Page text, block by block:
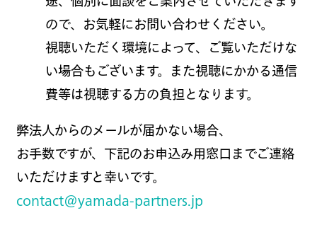
ので、お気軽にお問い合わせください。
視聴いただく環境によって、ご覧いただけな
い場合もございます。また視聴にかかる通信
費等は視聴する方の負担となります。
弊法人からのメールが届かない場合、
お手数ですが、下記のお申込み用窓口までご連絡
いただけますと幸いです。
contact@yamada-partners.jp